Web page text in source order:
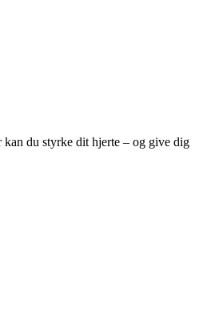
du styrke dit hjerte – og give dig